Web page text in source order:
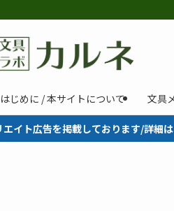
はじめに / 本サイトについて 文具
イト広告を掲載しております/詳細